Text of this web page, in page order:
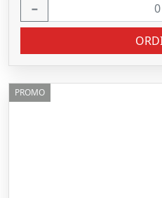
−
PROMO